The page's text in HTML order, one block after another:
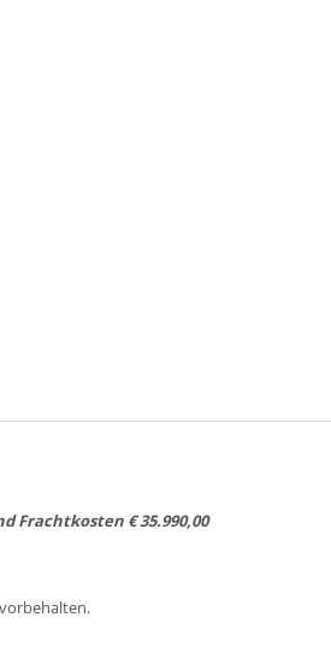
Frachtkosten € 35.990,00